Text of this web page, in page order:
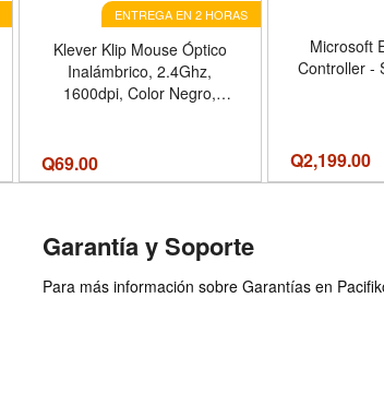
ENTREGA EN 2 HORAS
Klever Klip Mouse Óptico
Inalámbrico, 2.4Ghz,
1600dpi, Color Negro,
Q69.00
Microsoft
Controller -
Q2,199.00
Garantía y Soporte
Para más información sobre Garantías en